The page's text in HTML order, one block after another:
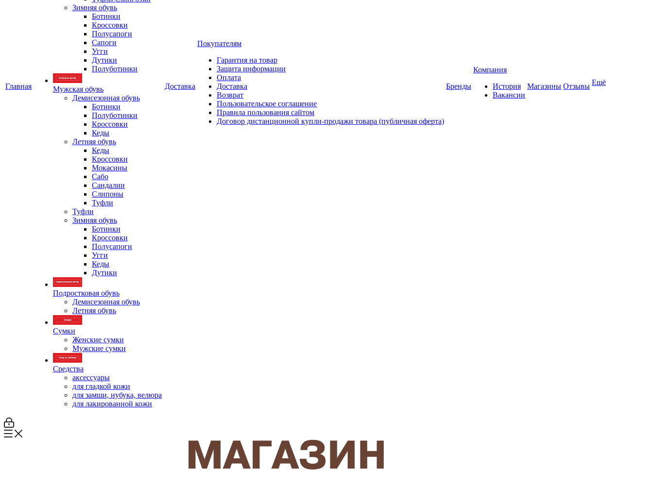
Главная
Зимняя обувь
Ботинки
Кроссовки
Полусапоги
Сапоги
Угги
Дутики
Полуботинки
Мужская обувь
Демисезонная обувь
Ботинки
Полуботинки
Кроссовки
Кеды
Летняя обувь
Кеды
Кроссовки
Мокасины
Сабо
Сандалии
Слипоны
Туфли
Туфли
Зимняя обувь
Ботинки
Кроссовки
Полусапоги
Угги
Кеды
Дутики
Подростковая обувь
Демисезонная обувь
Летняя обувь
Сумки
Женские сумки
Мужские сумки
Средства
аксессуары
для гладкой кожи
для замши, нубука, велюра
для лакированной кожи
Доставка
Покупателям
Гарантия на товар
Защита информации
Оплата
Доставка
Возврат
Пользовательское соглашение
Правила пользования сайтом
Договор дистанционной купли-продажи товара (публичная оферта)
Бренды
Компания
История
Вакансии
Магазины Отзывы Ещё